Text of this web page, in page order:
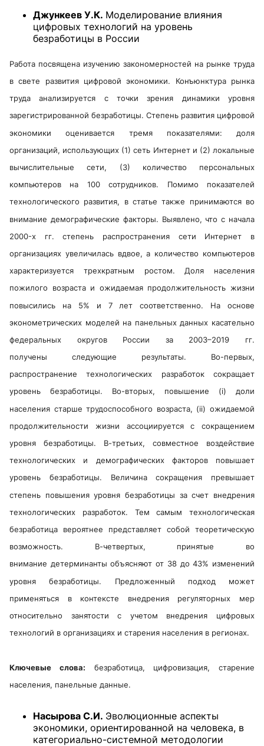
Джункеев У.К. Моделирование влияния
цифровых технологий на уровень
безработицы в России
Работа посвящена изучению закономерностей на рынке труда
в свете развития цифровой экономики. Конъюнктура рынка
труда анализируется с точки зрения динамики уровня
зарегистрированной безработицы. Степень развития цифровой
экономики оценивается тремя показателями: доля
организаций, использующих (1) сеть Интернет и (2) локальные
вычислительные сети, (3) количество персональных
компьютеров на 100 сотрудников. Помимо показателей
технологического развития, в статье также принимаются во
внимание демографические факторы. Выявлено, что c начала
2000-х гг. степень распространения сети Интернет в
организациях увеличилась вдвое, а количество компьютеров
характеризуется трехкратным ростом. Доля населения
пожилого возраста и ожидаемая продолжительность жизни
повысились на 5% и 7 лет соответственно. На основе
эконометрических моделей на панельных данных касательно
федеральных округов России за 2003–2019 гг.
получены следующие результаты. Во-первых,
распространение технологических разработок сокращает
уровень безработицы. Во-вторых, повышение (i) доли
населения старше трудоспособного возраста, (ii) ожидаемой
продолжительности жизни ассоциируется с сокращением
уровня безработицы. В-третьих, совместное воздействие
технологических и демографических факторов повышает
уровень безработицы. Величина сокращения превышает
степень повышения уровня безработицы за счет внедрения
технологических разработок. Тем самым технологическая
безработица вероятнее представляет собой теоретическую
возможность. В-четвертых, принятые во
внимание детерминанты объясняют от 38 до 43% изменений
уровня безработицы. Предложенный подход может
применяться в контексте внедрения регуляторных мер
относительно занятости с учетом внедрения цифровых
технологий в организациях и старения населения в регионах.
Ключевые слова: безработица, цифровизация, старение
населения, панельные данные.
Насырова С.И. Эволюционные аспекты
экономики, ориентированной на человека, в
категориально-системной методологии